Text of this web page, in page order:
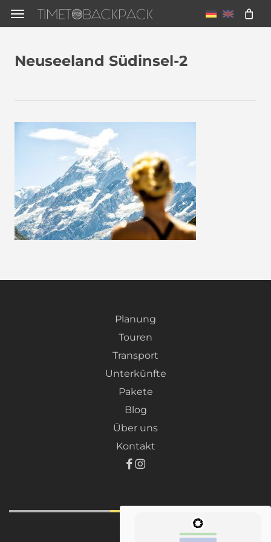
Skip
to
content
Menu
Neuseeland Südinsel-2
Planung
Touren
Transport
Unterkünfte
Pakete
Blog
Über uns
Kontakt